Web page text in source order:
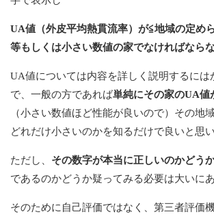
UA値（外皮平均熱貫流率）が≦地域の定め
等もしくは小さい数値の家でなければならな
UA値については内容を詳しく説明するには
で、一般の方であれば単純にその家のUA値
（小さい数値ほど性能が良いので）その地
どれだけ小さいのかを知るだけで良いと思い
ただし、 その数字が本当に正しいのかどう
であるのかどうか疑ってみる必要は大いに
そのために自己評価ではなく、第三者評価